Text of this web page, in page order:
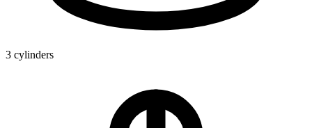
3 cylinders